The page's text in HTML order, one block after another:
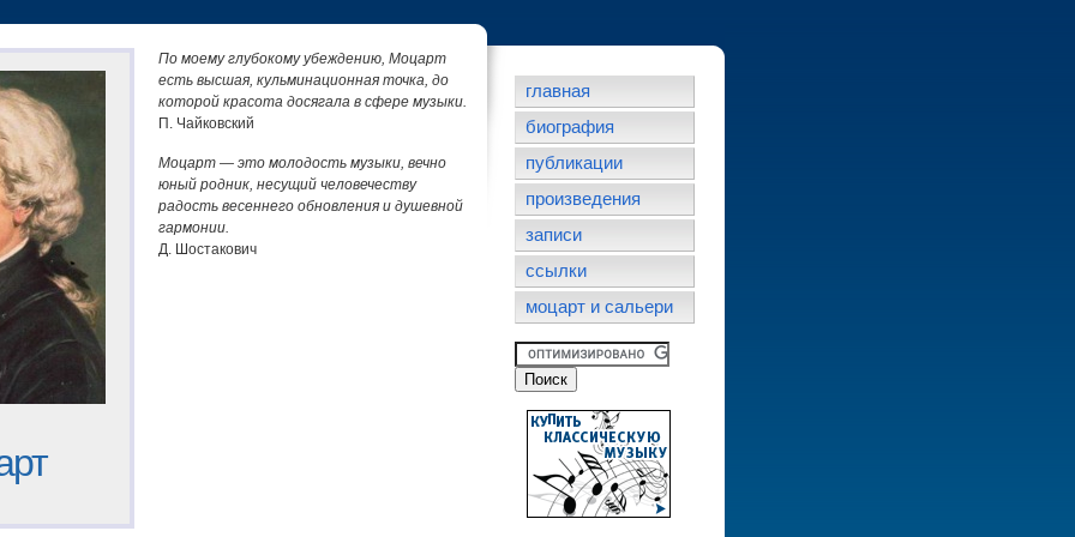
По моему глубокому убеждению, Моцарт
есть высшая, кульминационная точка, до
которой красота досягала в сфере музыки.
П. Чайковский
Моцарт — это молодость музыки, вечно
юный родник, несущий человечеству
радость весеннего обновления и душевной
гармонии.
Д. Шостакович
главная
биография
публикации
произведения
записи
ссылки
моцарт и сальери